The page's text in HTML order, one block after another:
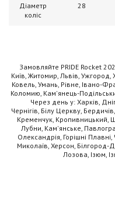
Діаметр
коліс
28
Замовляйте PRIDE Rocket
Київ, Житомир, Львів, Ужгород,
Ковель, Умань, Рівне, Івано-
Коломию, Кам'янець-
Через день у: Харків,
Чернігів, Білу Церкву,
Кременчук, Кропивницький,
Лубни, Кам'янське,
Олександрія, Горішні
Миколаїв, Херсон, Білгород-
Лозова, Ізюм,